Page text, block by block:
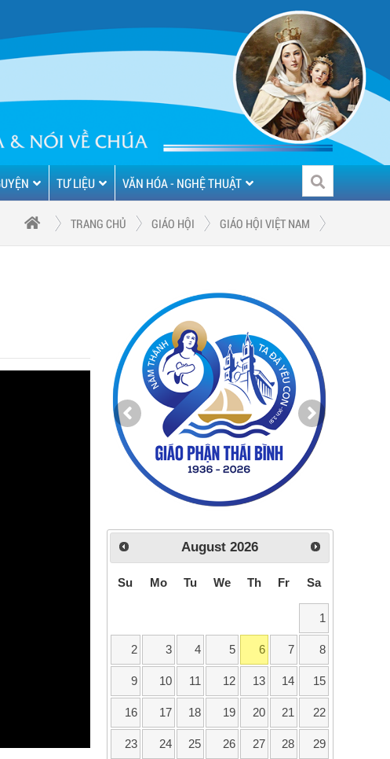
TƯ LIỆU VĂN HÓA - NGHỆ THUẬT
TRANG CHỦ GIÁO HỘI GIÁO HỘI VIỆT NAM
August 2026
Su Mo Tu We Th Fr Sa
1
2 3 4 5 6 7 8
9 10 11 12 13 14 15
16 17 18 19 20 21 22
23 24 25 26 27 28 29